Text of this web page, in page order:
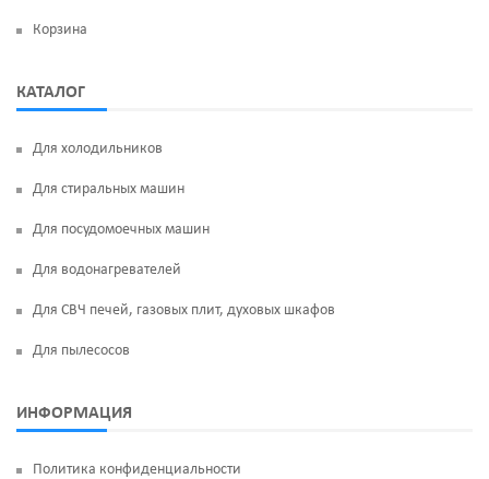
Корзина
КАТАЛОГ
Для холодильников
Для стиральных машин
Для посудомоечных машин
Для водонагревателей
Для СВЧ печей, газовых плит, духовых шкафов
Для пылесосов
ИНФОРМАЦИЯ
Политика конфиденциальности